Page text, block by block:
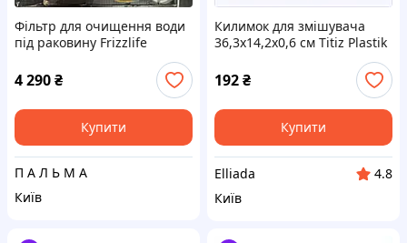
Фільтр для очищення води
під раковину Frizzlife
4 290₴
Купити
П А Л Ь М А
Київ
Килимок для змішувача
36,3х14,2х0,6 см Titiz Plastik
192₴
Купити
Elliada
4.8
Київ